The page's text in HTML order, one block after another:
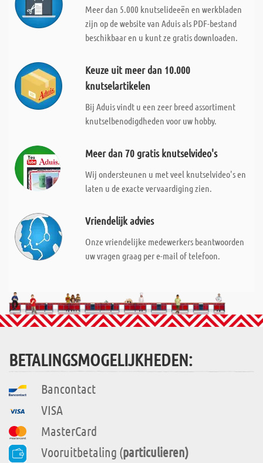
Meer dan 5.000 knutselideeën en werkbladen
zijn op de website van Aduis als PDF-bestand
beschikbaar en u kunt ze gratis downloaden.
Keuze uit meer dan 10.000
knutselartikelen
Bij Aduis vindt u een zeer breed assortiment
knutselbenodigdheden voor uw hobby.
Meer dan 70 gratis knutselvideo's
Wij ondersteunen u met veel knutselvideo's en
laten u de exacte vervaardiging zien.
Vriendelijk advies
Onze vriendelijke medewerkers beantwoorden
uw vragen graag per e-mail of telefoon.
BETALINGSMOGELIJKHEDEN:
Bancontact
VISA
MasterCard
Vooruitbetaling (particulieren)